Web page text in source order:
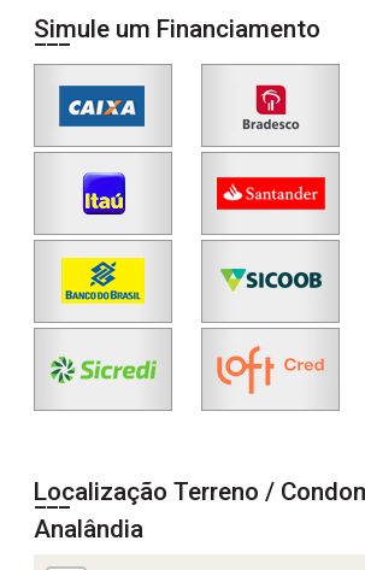
Simule um Financiamento
Localização Terreno /
Analândia